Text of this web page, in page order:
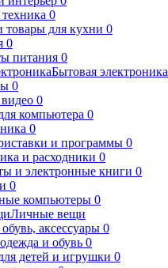
0
товары для кухни 0
0
питания 0
Бытовая электроника
0
0
компьютера 0
0
и программы 0
и расходники 0
и электронные книги 0
0
компьютеры 0
Личные вещи
аксессуары 0
и обувь 0
детей и игрушки 0